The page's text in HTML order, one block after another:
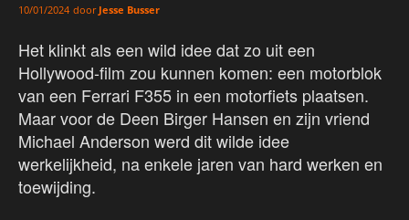
10/01/2024 door Jesse Busser
Het klinkt als een wild idee dat zo uit een
Hollywood-film zou kunnen komen: een motorblok
van een Ferrari F355 in een motorfiets plaatsen.
Maar voor de Deen Birger Hansen en zijn vriend
Michael Anderson werd dit wilde idee
werkelijkheid, na enkele jaren van hard werken en
toewijding.